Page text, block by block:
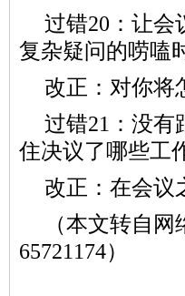
过错20：让会
复杂疑问的唠嗑
改正：对你将
过错21：没有
住决议了哪些工
改正：在会议
（本文转自
65721174）